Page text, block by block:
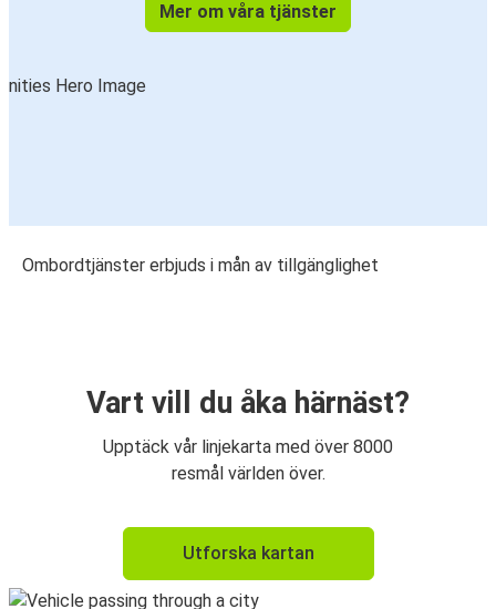
Mer om våra tjänster
Ombordtjänster erbjuds i mån av tillgänglighet
Vart vill du åka härnäst?
Upptäck vår linjekarta med över 8000
resmål världen över.
Utforska kartan